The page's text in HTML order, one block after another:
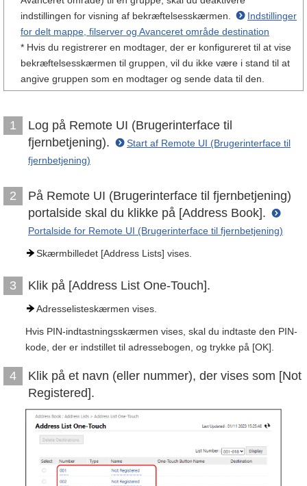
indstillingen for visning af bekræftelsesskærmen.
Indstillinger
for delt mappe, filserver og Avanceret område destination
* Hvis du registrerer en modtager, der er konfigureret til at vise
bekræftelsesskærmen til gruppen, vil du ikke være i stand til at
angive gruppen som en modtager og sende data til den.
1
Log på Remote UI (Brugerinterface til
fjernbetjening).
Start af Remote UI (Brugerinterface til
fjernbetjening)
2
På Remote UI (Brugerinterface til fjernbetjening)
portalside skal du klikke på [Address Book].
Portalside for Remote UI (Brugerinterface til fjernbetjening)
Skærmbilledet [Address Lists] vises.
3 Klik på [Address List One-Touch].
Adresselisteskærmen vises.
Hvis PIN-indtastningsskærmen vises, skal du indtaste den PIN-
kode, der er indstillet til adressebogen, og trykke på [OK].
4
Klik på et navn (eller nummer), der vises som [Not
Registered].